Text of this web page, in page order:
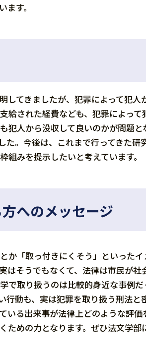
す。
してきましたが、犯罪によって犯
給された経費なども、犯罪によって
犯人から没収して良いのかが問題
た。今後は、これまで行ってきた
みを提示したいと考えています。
へのメッセージ
か「取っ付きにくそう」といった
はそうでもなくて、法律は市民が社
で取り扱うのは比較的身近な事例だ
行動も、実は犯罪を取り扱う刑法と
いる出来事が法律上どのような評価
ための力となります。ぜひ法文学部